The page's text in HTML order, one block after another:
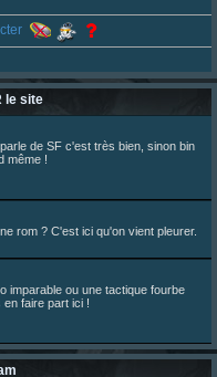
e
ma dernière fic.
gens !
figurine !
!
les amis !
le site
de SF c'est très bien, sinon bin
même !
rom ? C'est ici qu'on vient pleurer.
imparable ou une tactique fourbe
faire part ici !